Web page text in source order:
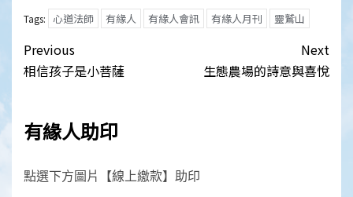
Link
Tags: 心道法師 有緣人 有緣人會訊 有緣人月刊 靈鷲山
Post
navigation
Previous
相信孩子是小菩薩
Next
生態農場的詩意與喜悅
有緣人助印
點選下方圖片【線上繳款】助印